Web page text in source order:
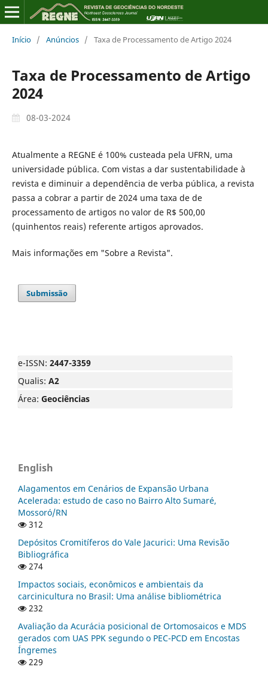
Início / Anúncios / Taxa de Processamento de Artigo 2024
Taxa de Processamento de Artigo
2024
08-03-2024
Atualmente a REGNE é 100% custeada pela UFRN, uma
universidade pública. Com vistas a dar sustentabilidade à
revista e diminuir a dependência de verba pública, a revista
passa a cobrar a partir de 2024 uma taxa de de
processamento de artigos no valor de R$ 500,00
(quinhentos reais) referente artigos aprovados.
Mais informações em "Sobre a Revista".
Submissão
e-ISSN: 2447-3359
Qualis: A2
Área: Geociências
English
Alagamentos em Cenários de Expansão Urbana
Acelerada: estudo de caso no Bairro Alto Sumaré,
Mossoró/RN
312
Depósitos Cromitíferos do Vale Jacurici: Uma Revisão
Bibliográfica
274
Impactos sociais, econômicos e ambientais da
carcinicultura no Brasil: Uma análise bibliométrica
232
Avaliação da Acurácia posicional de Ortomosaicos e MDS
gerados com UAS PPK segundo o PEC-PCD em Encostas
Íngremes
229